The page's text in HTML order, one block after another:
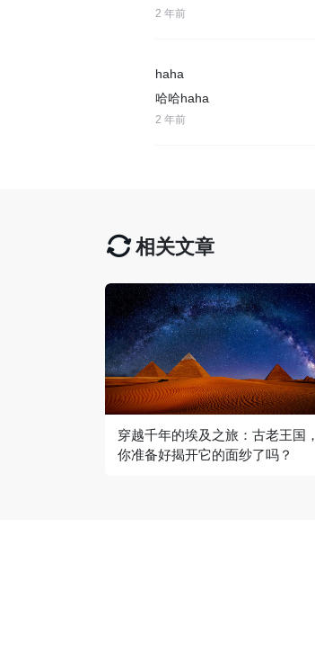
2 年前
haha
哈哈haha
2 年前
相关文章
穿越千年的埃及之旅：古老王国，
你准备好揭开它的面纱了吗？